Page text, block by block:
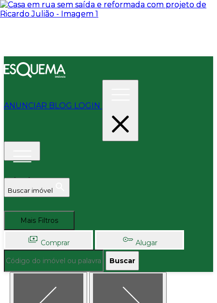
ANUNCIAR BLOG LOGIN
Buscar imóvel
Mais Filtros
Comprar Alugar
Buscar